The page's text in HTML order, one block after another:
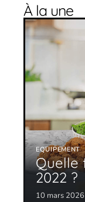
À la une
EQUIPEMENT
Quelle
2022 ?
10 mars 2026